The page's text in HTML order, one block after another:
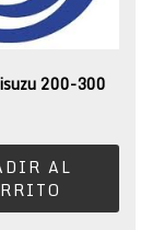
200-300
AL